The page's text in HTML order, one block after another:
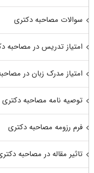
سوالات مصاحبه دکتری
امتیاز تدریس در مصاحبه
امتیاز مدرک زبان در
توصیه نامه مصاحبه دکتری
فرم رزومه مصاحبه دکتری
تاثیر مقاله در مصاحبه